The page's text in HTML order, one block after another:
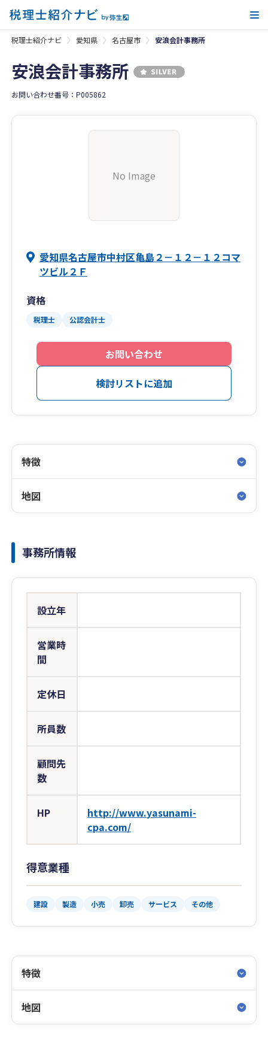
税理士紹介ナビ 愛知県 名古屋市 安浪会計事務所
安浪会計事務所
お問い合わせ番号：P005862
No Image
愛知県名古屋市中村区亀島２－１２－１２コマ
ツビル２Ｆ
資格
税理士 公認会計士
お問い合わせ
検討リストに追加
特徴
地図
事務所情報
設立年
営業時
間
定休日
所員数
顧問先
数
HP
http://www.yasunami-
cpa.com/
得意業種
建設 製造 小売 卸売 サービス その他
特徴
地図